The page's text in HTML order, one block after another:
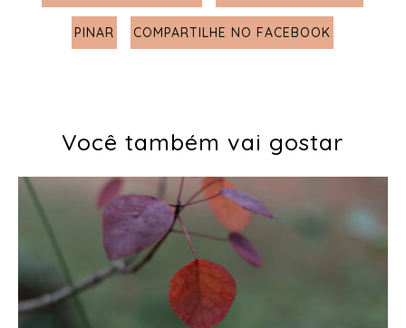
PINAR COMPARTILHE NO FACEBOOK
Você também vai gostar